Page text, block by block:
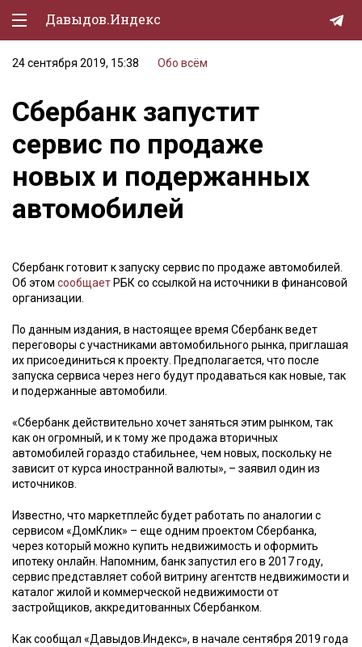
Давыдов.Индекс
Политическая жизнь
Экономика
Природа
Образование
Спорт
Lifestyle
Мурзилка
24 сентября 2019, 15:38 Обо всём
Сбербанк запустит
сервис по продаже
новых и подержанных
автомобилей
Сбербанк готовит к запуску сервис по продаже автомобилей.
Об этом сообщает РБК со ссылкой на источники в финансовой
организации.
По данным издания, в настоящее время Сбербанк ведет
переговоры с участниками автомобильного рынка, приглашая
их присоединиться к проекту. Предполагается, что после
запуска сервиса через него будут продаваться как новые, так
и подержанные автомобили.
«Сбербанк действительно хочет заняться этим рынком, так
как он огромный, и к тому же продажа вторичных
автомобилей гораздо стабильнее, чем новых, поскольку не
зависит от курса иностранной валюты», – заявил один из
источников.
Известно, что маркетплейс будет работать по аналогии с
сервисом «ДомКлик» – еще одним проектом Сбербанка,
через который можно купить недвижимость и оформить
ипотеку онлайн. Напомним, банк запустил его в 2017 году,
сервис представляет собой витрину агентств недвижимости и
каталог жилой и коммерческой недвижимости от
застройщиков, аккредитованных Сбербанком.
Как сообщал «Давыдов.Индекс», в начале сентября 2019 года